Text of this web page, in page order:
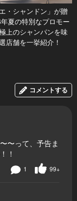
・シャンドン」が贈
夏の特別なプロモー
上のシャンパンを味
店舗を一挙紹介！
コメントする
〜って、予告ま
！
99+
1